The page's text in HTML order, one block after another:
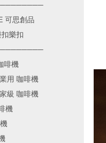
可思創品
樂扣
啡機
用 咖啡機
級 咖啡機
機